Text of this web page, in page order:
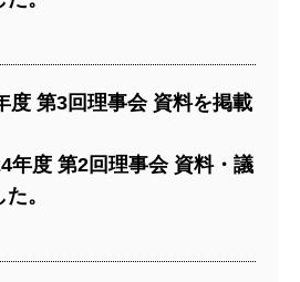
第3回理事会 資料を掲載
2回理事会 資料・議
。